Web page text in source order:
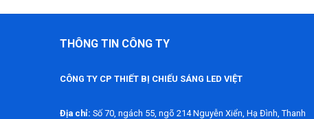
THÔNG TIN CÔNG TY
CÔNG TY CP THIẾT BỊ CHIẾU SÁNG LED VIỆT
Địa chỉ: Số 70, ngách 55, ngõ 214 Nguyễn Xiển, Hạ Đình, Thanh